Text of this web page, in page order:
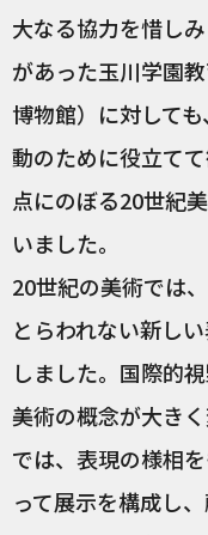
大なる協力を惜し
があった玉川学園
博物館）に対して
動のために役立て
点にのぼる20世紀
いました。
20世紀の美術では
とらわれない新し
しました。国際的
美術の概念が大き
では、表現の様相
って展示を構成し